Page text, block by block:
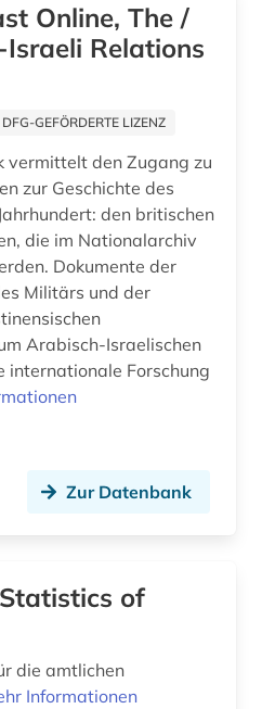
Online, The /
Relations
GEFÖRDERTE LIZENZ
vermittelt den Zugang zu
zur Geschichte des
den britischen
die im Nationalarchiv
Dokumente der
Militärs und der
Arabisch-Israelischen
internationale Forschung
Zur Datenbank
of
die amtlichen
Informationen